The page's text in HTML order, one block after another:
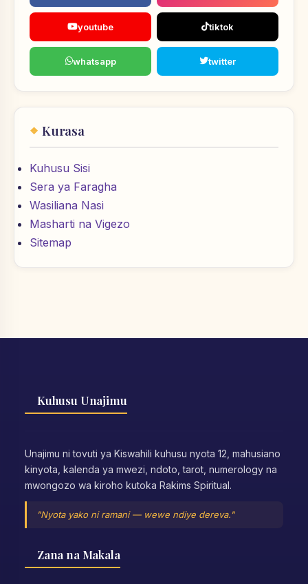
youtube tiktok
whatsapp twitter
Kurasa
Kuhusu Sisi
Sera ya Faragha
Wasiliana Nasi
Masharti na Vigezo
Sitemap
Kuhusu Unajimu
Unajimu ni tovuti ya Kiswahili kuhusu nyota 12, mahusiano
kinyota, kalenda ya mwezi, ndoto, tarot, numerology na
mwongozo wa kiroho kutoka Rakims Spiritual.
"Nyota yako ni ramani — wewe ndiye dereva."
Zana na Makala